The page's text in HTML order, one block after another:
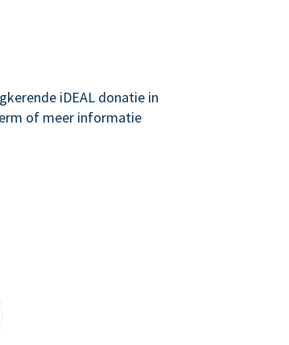
iDEAL donatie in
of meer informatie